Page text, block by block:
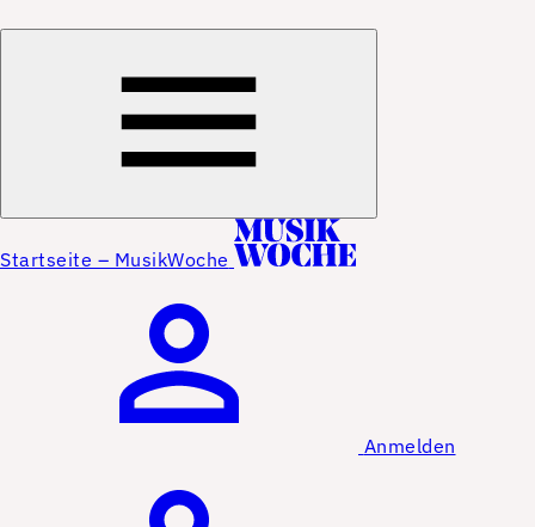
Startseite – MusikWoche
Anmelden